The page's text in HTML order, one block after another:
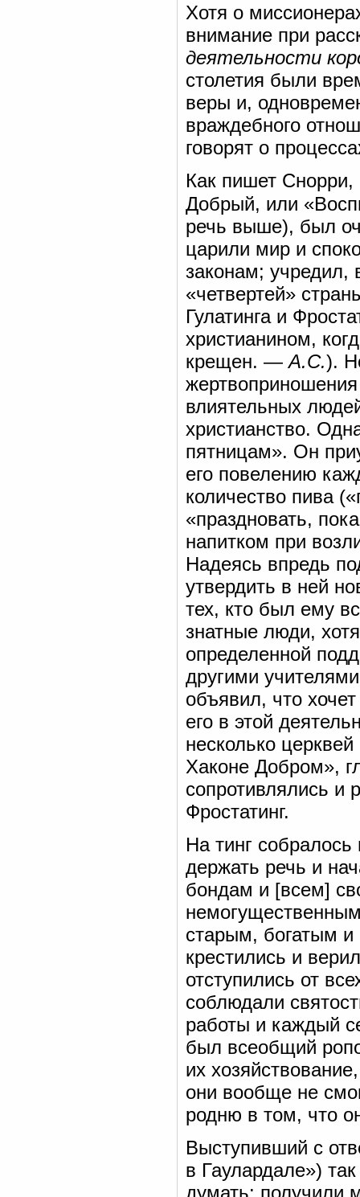
Хотя о
внимание при
деятельности
столетия были
веры и,
враждебного
говорят о
Как пишет
Добрый, или
речь выше), был
царили мир и
законам; учредил,
«четвертей»
Гулатинга и
христианином,
крещен. —А.С.).
влиятельных
христианство.
пятницам». Он
его повелению
количество пива
«праздновать,
напитком при
Надеясь впредь
утвердить в ней
тех, кто был ему
знатные люди,
определенной
другими
объявил, что
его в этой
несколько
Хаконе Добром»,
сопротивлялись и
Фростатинг.
На тинг
держать речь и
бондам и [всем]
старым, богатым
крестились и
отступились от
соблюдали
работы и каждый
был всеобщий
их
они вообще не
родню в том, что
Выступивший с
в Гаулардале»)
думать: получили